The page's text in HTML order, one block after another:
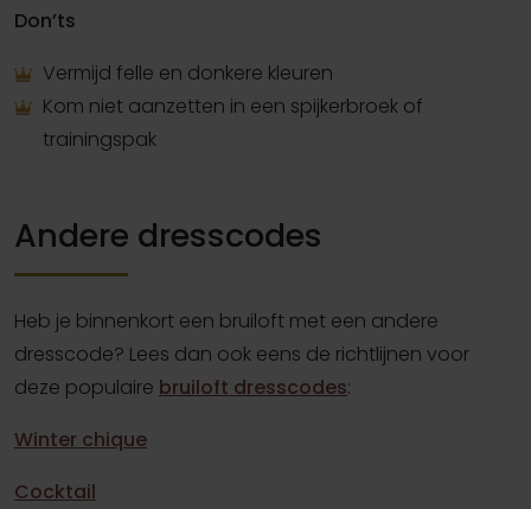
Don’ts
Vermijd felle en donkere kleuren
Kom niet aanzetten in een spijkerbroek of
trainingspak
Andere dresscodes
Heb je binnenkort een bruiloft met een andere
dresscode? Lees dan ook eens de richtlijnen voor
deze populaire bruiloft dresscodes:
Winter chique
Cocktail